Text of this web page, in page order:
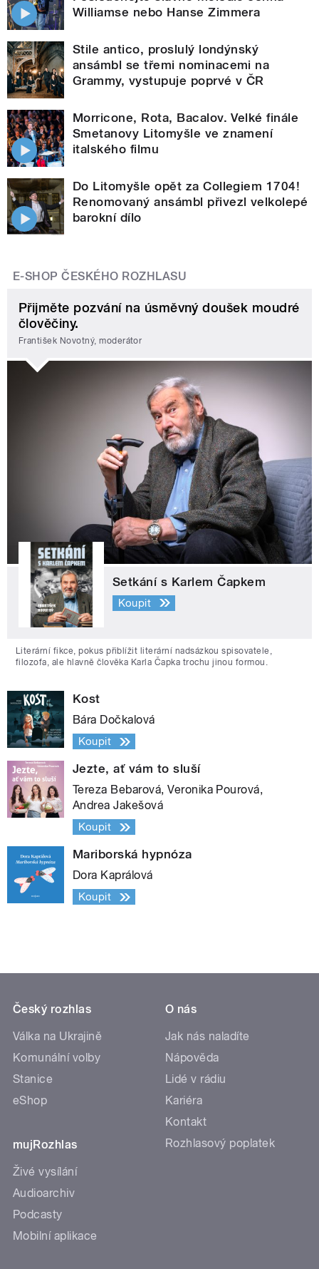
Williamse nebo Hanse Zimmera
Stile antico, proslulý londýnský
ansámbl se třemi nominacemi na
Grammy, vystupuje poprvé v ČR
Morricone, Rota, Bacalov. Velké finále
Smetanovy Litomyšle ve znamení
italského filmu
Do Litomyšle opět za Collegiem 1704!
Renomovaný ansámbl přivezl velkolepé
barokní dílo
E-SHOP ČESKÉHO ROZHLASU
Přijměte pozvání na úsměvný doušek moudré
člověčiny.
František Novotný, moderátor
Setkání s Karlem Čapkem
Koupit
Literární fikce, pokus přiblížit literární nadsázkou spisovatele,
filozofa, ale hlavně člověka Karla Čapka trochu jinou formou.
Kost
Bára Dočkalová
Koupit
Jezte, ať vám to sluší
Tereza Bebarová, Veronika Pourová,
Andrea Jakešová
Koupit
Mariborská hypnóza
Dora Kaprálová
Koupit
Český rozhlas
Válka na Ukrajině
Komunální volby
Stanice
eShop
mujRozhlas
Živé vysílání
Audioarchiv
Podcasty
Mobilní aplikace
O nás
Jak nás naladíte
Nápověda
Lidé v rádiu
Kariéra
Kontakt
Rozhlasový poplatek